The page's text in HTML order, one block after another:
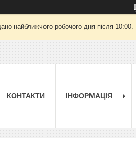
найближчого робочого дня після 10:00.
КОНТАКТИ ІНФОРМАЦІЯ